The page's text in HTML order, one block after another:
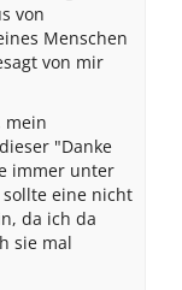
von
Menschen
von mir
mein
"Danke
immer unter
sollte eine nicht
da ich da
sie mal